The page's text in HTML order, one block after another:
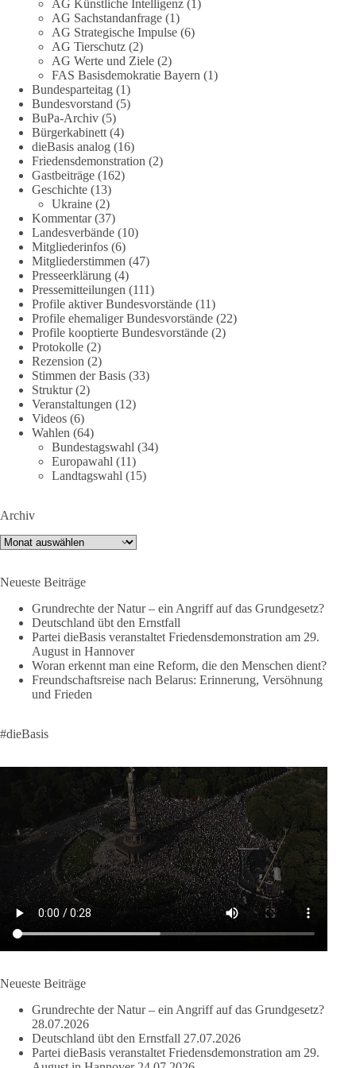
🟩🟩🟦🟦🟥🟥🟧🟧
Es ging weniger um fertige Antworten als um eine Debatte
darüber, wie Freiheit, Verantwortung, Naturschutz und
Grundrechte in einer demokratischen Gesellschaft künftig
miteinander in Einklang gebracht werden können.
#dieBasis #natur #grundrechte
7 8
DieBasis
2 Tage(n) zuvor
Jetzt dieBasis Sachsen-Anhalt unterstützen!
Die Landtagswahl 2026 in Sachsen-Anhalt findet am 6.
September statt. Die Inhalte stehen – jetzt müssen sie gesehen,
geteilt und diskutiert werden.
Folge unseren Kanälen:
Facebook:
https://www.facebook.com/groups/diebasissachsenanhalt/
Instragram:
https://www.instagram.com/die_basis_sachsen_anhalt/
Tiktok: https://www.tiktok.com/@diebasis_sachsenanhalt
🟩🟩🟦🟦🟥🟥🟧🟧
Menschen mitbekommen, wofür wir stehen und warum es sich
lohnt, dieBasis zu wählen.
Mehr Infos:https://diebasis-st.de/wahlprogramm/
#dieBasis #Landtagswahl
#DeineStimmezählt #jetztunterstützen
58
DieBasis
🔎 Über 100-mal keine Antwort.
Anthony Fauci, Immunologe und Berater des ehemaligen US-
Präsidenten, hat bei einer Anhörung des US-Senats auf mehr
als 100 Fragen die Aussage verweigert. Die juristische
Bewertung werden Gerichte und Ermittlungen klären – auch
auf Basis seines Tagebuches. Doch unabhängig davon zeigt
der Vorgang eines deutlich:
Antworten:
❓ Wie wurden politische Entscheidungen getroffen?
AG Künstliche Intelligenz (1)
AG Sachstandanfrage (1)
AG Strategische Impulse (6)
AG Tierschutz (2)
AG Werte und Ziele (2)
FAS Basisdemokratie Bayern (1)
Bundesparteitag (1)
Bundesvorstand (5)
BuPa-Archiv (5)
Bürgerkabinett(4)
dieBasis analog (16)
Friedensdemonstration (2)
Gastbeiträge (162)
Geschichte (13)
Ukraine (2)
Kommentar(37)
Landesverbände (10)
Mitgliederinfos (6)
Mitgliederstimmen (47)
Presseerklärung (4)
Pressemitteilungen (111)
Profile aktiver Bundesvorstände (11)
Profile ehemaliger Bundesvorstände (22)
Profile kooptierte Bundesvorstände (2)
Protokolle (2)
Rezension (2)
Stimmen der Basis (33)
Struktur(2)
Veranstaltungen (12)
Videos (6)
Wahlen (64)
Bundestagswahl (34)
Europawahl (11)
Landtagswahl (15)
Archiv
Archiv
Neueste Beiträge
Grundrechte der Natur – ein Angriff auf das Grundgesetz?
Deutschland übt den Ernstfall
Partei dieBasis veranstaltet Friedensdemonstration am 29.
August in Hannover
Woran erkennt man eine Reform, die den Menschen dient?
Freundschaftsreise nach Belarus: Erinnerung, Versöhnung
und Frieden
#dieBasis
Neueste Beiträge
Grundrechte der Natur – ein Angriff auf das Grundgesetz?
28.07.2026
Deutschland übt den Ernstfall 27.07.2026
Partei dieBasis veranstaltet Friedensdemonstration am 29.